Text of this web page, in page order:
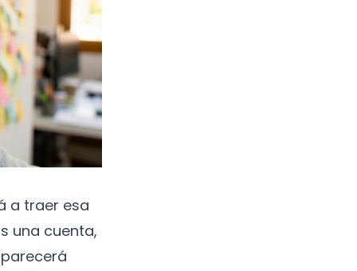
a traer esa
una cuenta,